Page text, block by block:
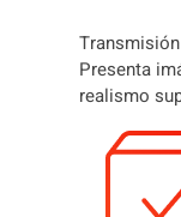
Presenta
realismo